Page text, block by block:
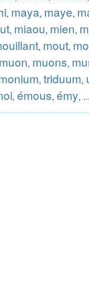
, maya, maye,
, miaou, mien,
, mout,
muon, muons,
, triduum,
, émous, émy,